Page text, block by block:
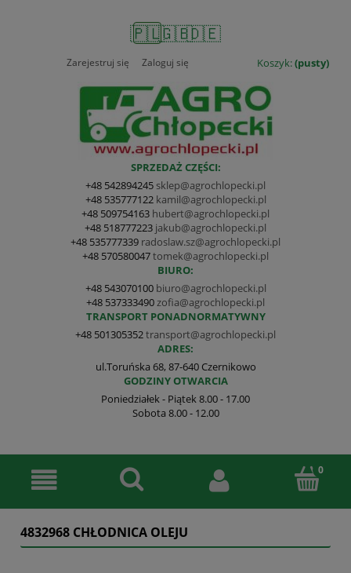
🇵🇱🇬🇧🇩🇪
Koszyk:(pusty)
Zarejestruj się Zaloguj się
SPRZEDAŻ CZĘŚCI:
+48 542894245 sklep@agrochlopecki.pl
+48 535777122 kamil@agrochlopecki.pl
+48 509754163 hubert@agrochlopecki.pl
+48 518777223 jakub@agrochlopecki.pl
+48 535777339 radoslaw.sz@agrochlopecki.pl
+48 570580047tomek@agrochlopecki.pl
BIURO:
+48 543070100 biuro@agrochlopecki.pl
+48 537333490 zofia@agrochlopecki.pl
TRANSPORT PONADNORMATYWNY
+48 501305352transport@agrochlopecki.pl
ADRES:
ul.Toruńska 68, 87-640 Czernikowo
GODZINY OTWARCIA
Poniedziałek - Piątek 8.00 - 17.00
Sobota 8.00 - 12.00
4832968 CHŁODNICA OLEJU